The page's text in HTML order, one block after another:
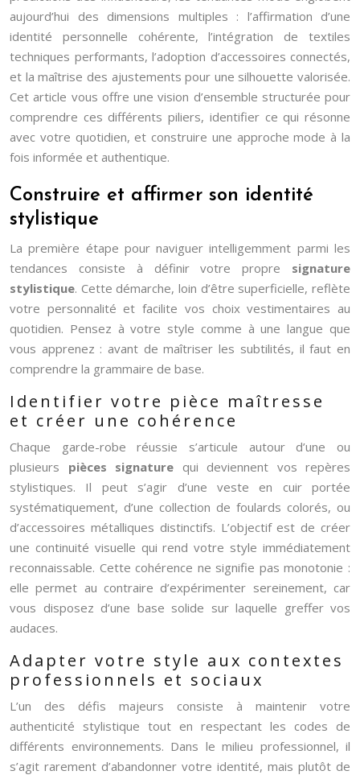
aujourd’hui des dimensions multiples : l’affirmation d’une
identité personnelle cohérente, l’intégration de textiles
techniques performants, l’adoption d’accessoires connectés,
et la maîtrise des ajustements pour une silhouette valorisée.
Cet article vous offre une vision d’ensemble structurée pour
comprendre ces différents piliers, identifier ce qui résonne
avec votre quotidien, et construire une approche mode à la
fois informée et authentique.
Construire et affirmer son identité
stylistique
La première étape pour naviguer intelligemment parmi les
tendances consiste à définir votre propre signature
stylistique. Cette démarche, loin d’être superficielle, reflète
votre personnalité et facilite vos choix vestimentaires au
quotidien. Pensez à votre style comme à une langue que
vous apprenez : avant de maîtriser les subtilités, il faut en
comprendre la grammaire de base.
Identifier votre pièce maîtresse
et créer une cohérence
Chaque garde-robe réussie s’articule autour d’une ou
plusieurs pièces signature qui deviennent vos repères
stylistiques. Il peut s’agir d’une veste en cuir portée
systématiquement, d’une collection de foulards colorés, ou
d’accessoires métalliques distinctifs. L’objectif est de créer
une continuité visuelle qui rend votre style immédiatement
reconnaissable. Cette cohérence ne signifie pas monotonie :
elle permet au contraire d’expérimenter sereinement, car
vous disposez d’une base solide sur laquelle greffer vos
audaces.
Adapter votre style aux contextes
professionnels et sociaux
L’un des défis majeurs consiste à maintenir votre
authenticité stylistique tout en respectant les codes de
différents environnements. Dans le milieu professionnel, il
s’agit rarement d’abandonner votre identité, mais plutôt de